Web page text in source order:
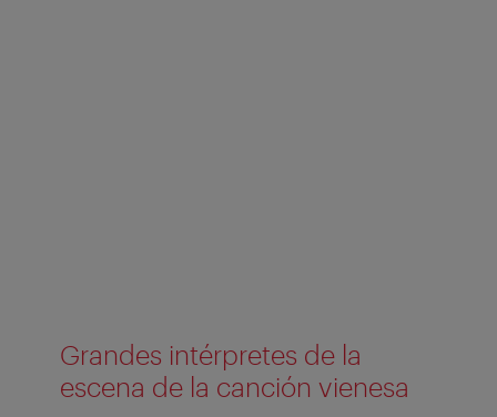
Grandes intérpretes de la
escena de la canción vienesa